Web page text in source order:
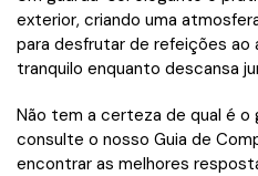
exterior, criando uma
para desfrutar de refeições ao
tranquilo enquanto descansa
Não tem a certeza de qual é
consulte o nosso Guia de
encontrar as melhores